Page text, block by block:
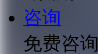
咨询
免费咨询